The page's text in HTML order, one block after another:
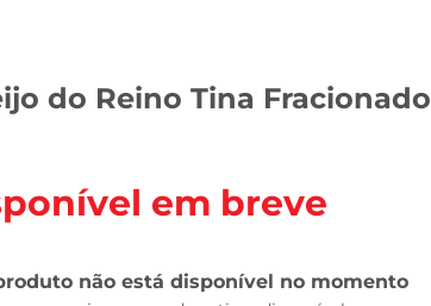
do Reino Tina Fracionado
em breve